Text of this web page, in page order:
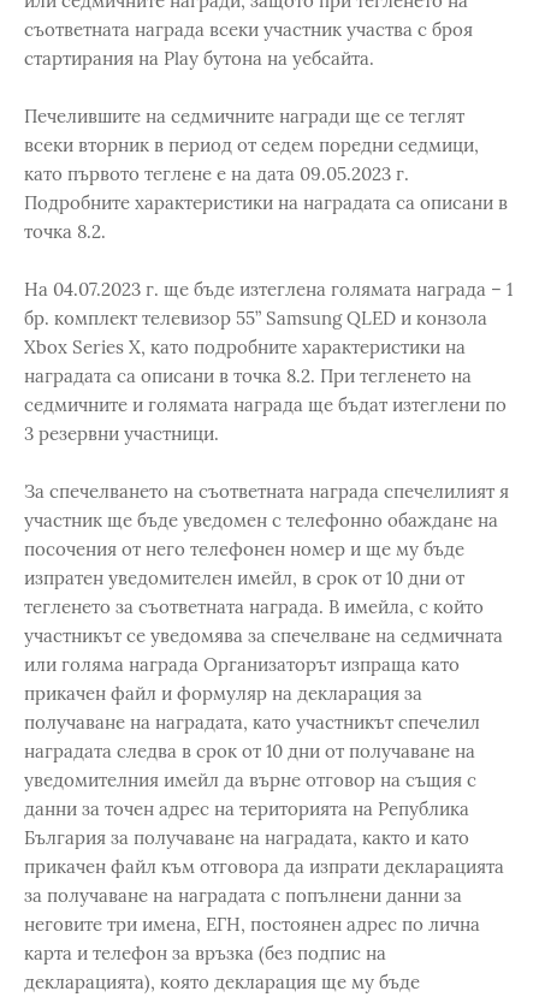
съответната награда всеки участник участва с броя
стартирания на Play бутона на уебсайта.
Печелившите на седмичните награди ще се теглят
всеки вторник в период от седем поредни седмици,
като първото теглене е на дата 09.05.2023 г.
Подробните характеристики на наградата са описани в
точка 8.2.
На 04.07.2023 г. ще бъде изтеглена голямата награда – 1
бр. комплект телевизор 55” Samsung QLED и конзола
Xbox Series X, като подробните характеристики на
наградата са описани в точка 8.2. При тегленето на
седмичните и голямата награда ще бъдат изтеглени по
3 резервни участници.
За спечелването на съответната награда спечелилият я
участник ще бъде уведомен с телефонно обаждане на
посочения от него телефонен номер и ще му бъде
изпратен уведомителен имейл, в срок от 10 дни от
тегленето за съответната награда. В имейла, с който
участникът се уведомява за спечелване на седмичната
или голяма награда Организаторът изпраща като
прикачен файл и формуляр на декларация за
получаване на наградата, като участникът спечелил
наградата следва в срок от 10 дни от получаване на
уведомителния имейл да върне отговор на същия с
данни за точен адрес на територията на Република
България за получаване на наградата, както и като
прикачен файл към отговора да изпрати декларацията
за получаване на наградата с попълнени данни за
неговите три имена, ЕГН, постоянен адрес по лична
карта и телефон за връзка (без подпис на
декларацията), която декларация ще му бъде